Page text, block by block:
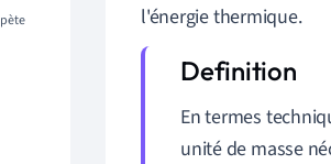
l'énergie thermique.
En termes
unité de masse